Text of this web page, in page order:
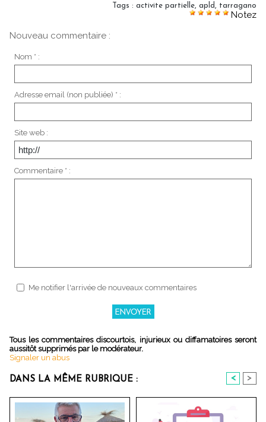
Tags : activite partielle, apld, tarragano
Notez
Nouveau commentaire :
Nom * :
Adresse email (non publiée) * :
Site web :
Commentaire * :
Me notifier l'arrivée de nouveaux commentaires
Tous les commentaires discourtois, injurieux ou diffamatoires seront
aussitôt supprimés par le modérateur.
Signaler un abus
DANS LA MÊME RUBRIQUE : < >